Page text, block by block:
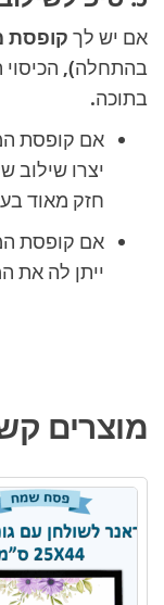
אם יש לך קופסת
בהתחלה),
בתוכה.
אם קופסת
חזק מאוד
אם קופסת
ייתן לה את
מוצרים